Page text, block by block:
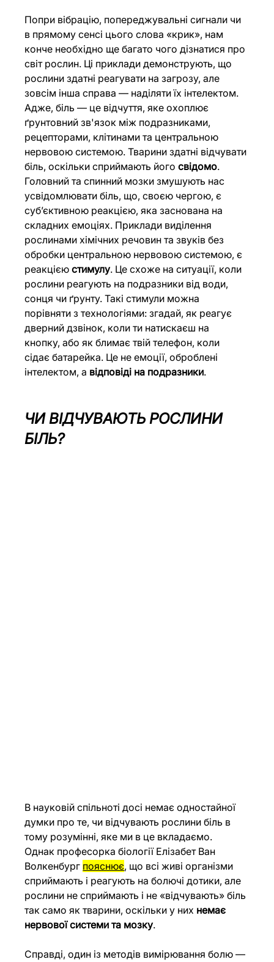
Попри вібрацію, попереджувальні сигнали чи
в прямому сенсі цього слова «крик», нам
конче необхідно ще багато чого дізнатися про
світ рослин. Ці приклади демонструють, що
рослини здатні реагувати на загрозу, але
зовсім інша справа — наділяти їх інтелектом.
Адже, біль — це відчуття, яке охоплює
ґрунтовний зв'язок між подразниками,
рецепторами, клітинами та центральною
нервовою системою. Тварини здатні відчувати
біль, оскільки сприймають його свідомо.
Головний та спинний мозки змушують нас
усвідомлювати біль, що, своєю чергою, є
суб’єктивною реакцією, яка заснована на
складних емоціях. Приклади виділення
рослинами хімічних речовин та звуків без
обробки центральною нервовою системою, є
реакцією стимулу. Це схоже на ситуації, коли
рослини реагують на подразники від води,
сонця чи ґрунту. Такі стимули можна
порівняти з технологіями: згадай, як реагує
дверний дзвінок, коли ти натискаєш на
кнопку, або як блимає твій телефон, коли
сідає батарейка. Це не емоції, оброблені
інтелектом, а відповіді на подразники.
ЧИ ВІДЧУВАЮТЬ РОСЛИНИ
БІЛЬ?
В науковій спільноті досі немає одностайної
думки про те, чи відчувають рослини біль в
тому розумінні, яке ми в це вкладаємо.
Однак професорка біології Елізабет Ван
Волкенбург пояснює, що всі живі організми
сприймають і реагують на болючі дотики, але
рослини не сприймають і не «відчувають» біль
так само як тварини, оскільки у них немає
нервової системи та мозку.
Справді, один із методів вимірювання болю —